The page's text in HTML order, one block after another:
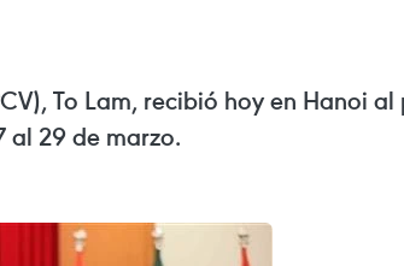
To Lam, recibió hoy en Hanoi
al 29 de marzo.